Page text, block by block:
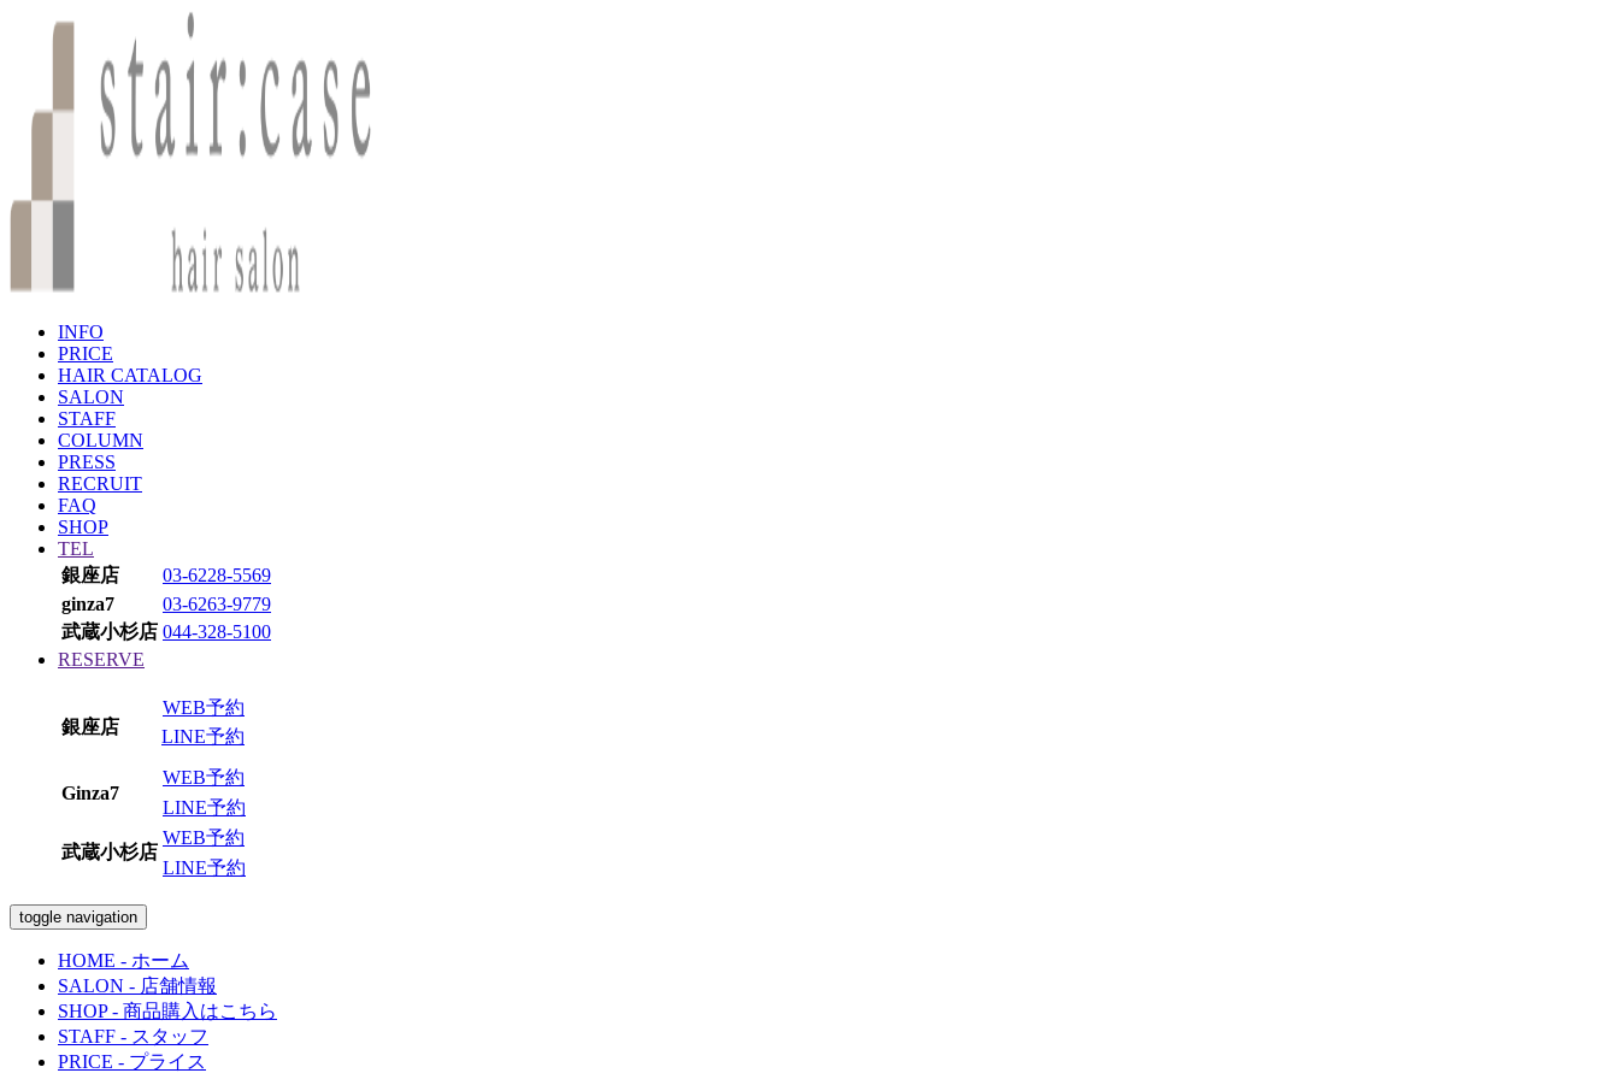
INFO
PRICE
HAIR CATALOG
SALON
STAFF
COLUMN
PRESS
RECRUIT
FAQ
SHOP
TEL
銀座店
03-6228-5569
ginza7
03-6263-9779
武蔵小杉店 044-328-5100
RESERVE
銀座店
WEB予約
LINE予約
Ginza7
WEB予約
LINE予約
武蔵小杉店
WEB予約
LINE予約
toggle navigation
HOME - ホーム
SALON - 店舗情報
SHOP- 商品購入はこちら
STAFF - スタッフ
PRICE - プライス